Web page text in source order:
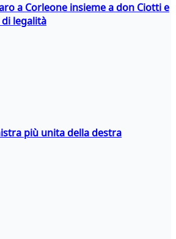
a Corleone insieme a don Ciotti e
legalità
più unita della destra